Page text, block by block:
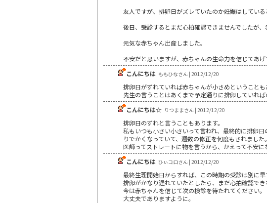
友人ですが、排卵日がズレていたのか妊娠はしてい
後日、受診するとまだ心拍確認できませんでしたが、
元気な赤ちゃん出産しました。
不安だと思いますが、赤ちゃんの生命力を信じてあげ
こんにちは ももひなさん | 2012/12/20
排卵日がずれていれば赤ちゃんが小さめということも
先生の言うことはあくまで予定通りに排卵していれ
こんにちは☆ りつままさん | 2012/12/20
排卵日のずれと言うこともあります。
私もいつも小さい小さいって言われ、最終的に排卵
りでかくなっていて、週数の修正を何度もされました。
医師ってストレートに物を言うから、かえって不安に
こんにちは ひぃコロさん | 2012/12/20
最終生理開始日からすれば、この時期の受診は別に早
排卵がかなり遅れていたとしたら、まだ心拍確認で
今は赤ちゃんを信じて次の検診を待たれてください。
大丈夫でありますように。